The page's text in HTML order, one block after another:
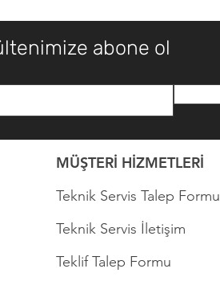
abone ol
MÜŞTERİ HİZMETLERİ
Teknik Servis Talep Formu
Teknik Servis İletişim
Teklif Talep Formu